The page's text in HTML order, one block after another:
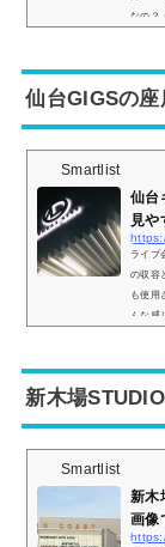
なの？
座席表
階席 ...
仙台GIGSの
Smartlist
仙台
見や
ライブ
の収容
も使用
んな感
台ギグ
２...
新木場
Smartlist
新木
画像